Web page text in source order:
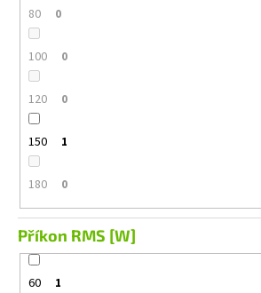
80 0
100 0
120 0
150 1
180 0
Příkon RMS [W]
60 1